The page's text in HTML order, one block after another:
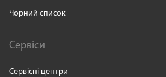
Чорний список
Сервіси
Сервісні центри